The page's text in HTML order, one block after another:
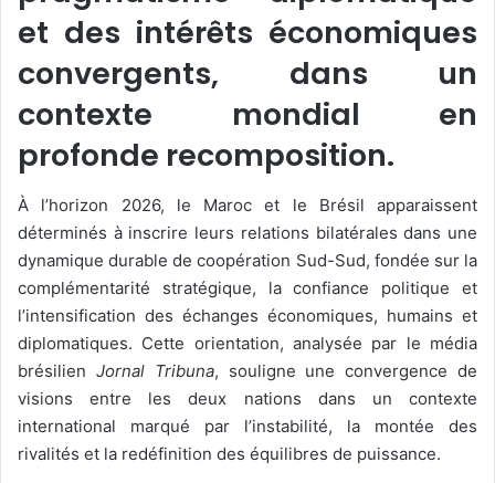
et des intérêts économiques
convergents, dans un
contexte mondial en
profonde recomposition.
À l’horizon 2026, le Maroc et le Brésil apparaissent
déterminés à inscrire leurs relations bilatérales dans une
dynamique durable de coopération Sud-Sud, fondée sur la
complémentarité stratégique, la confiance politique et
l’intensification des échanges économiques, humains et
diplomatiques. Cette orientation, analysée par le média
brésilien Jornal Tribuna, souligne une convergence de
visions entre les deux nations dans un contexte
international marqué par l’instabilité, la montée des
rivalités et la redéfinition des équilibres de puissance.